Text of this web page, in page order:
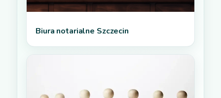
Biura notarialne Szczecin